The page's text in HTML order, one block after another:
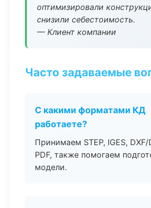
оптимизировали
снизили себестоимость.
— Клиент компании
Часто задаваемые
С какими форматами КД
работаете?
Принимаем STEP, IGES, DXF/
PDF, также помогаем
модели.